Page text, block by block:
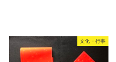
文化・行事